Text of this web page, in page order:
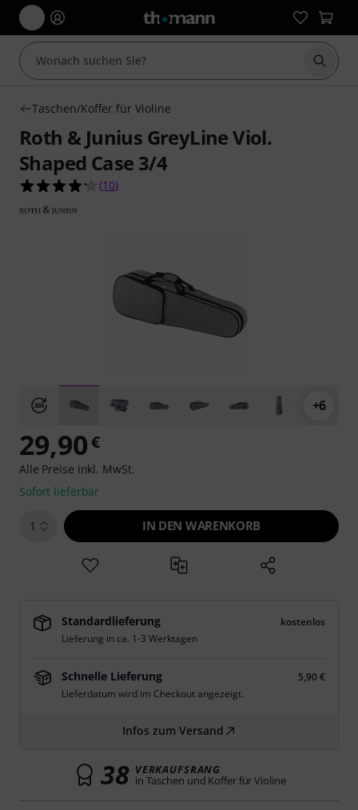
Suche
Taschen/Koffer für Violine
Roth & Junius GreyLine Viol.
Shaped Case 3/4
4.2 von 5 Sternen aus 10 Kundenbewertungen
(10)
+6
29,90€
Alle Preise inkl. MwSt.
Sofort lieferbar
1 IN DEN WARENKORB
Standardlieferung
kostenlos
Lieferung in ca. 1-3 Werktagen
Schnelle Lieferung
5,90 €
Lieferdatum wird im Checkout angezeigt.
Infos zum Versand
38 VERKAUFSRANG
in Taschen und Koffer für Violine